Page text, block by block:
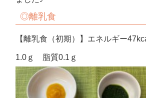
◎離乳食
【離乳食（初期）】エネルギー
1.0ｇ 脂質0.1ｇ